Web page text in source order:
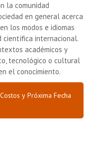
la comunidad
en general acerca
los modos e idiomas
científica internacional.
académicos y
tecnológico o cultural
el conocimiento.
y Próxima Fecha